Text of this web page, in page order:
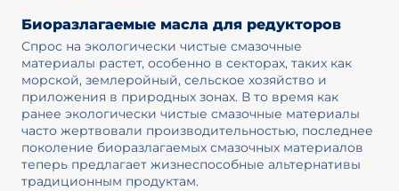
Биоразлагаемые масла для редукторов
Спрос на экологически чистые смазочные
материалы растет, особенно в секторах, таких как
морской, землеройный, сельское хозяйство и
приложения в природных зонах. В то время как
ранее экологически чистые смазочные материалы
часто жертвовали производительностью, последнее
поколение биоразлагаемых смазочных материалов
теперь предлагает жизнеспособные альтернативы
традиционным продуктам.